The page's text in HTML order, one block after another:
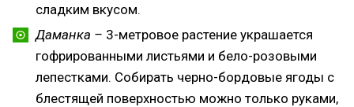
сладким вкусом.
Даманка – 3-метровое растение украшается
гофрированными листьями и бело-розовыми
лепестками. Собирать черно-бордовые ягоды с
блестящей поверхностью можно только руками,